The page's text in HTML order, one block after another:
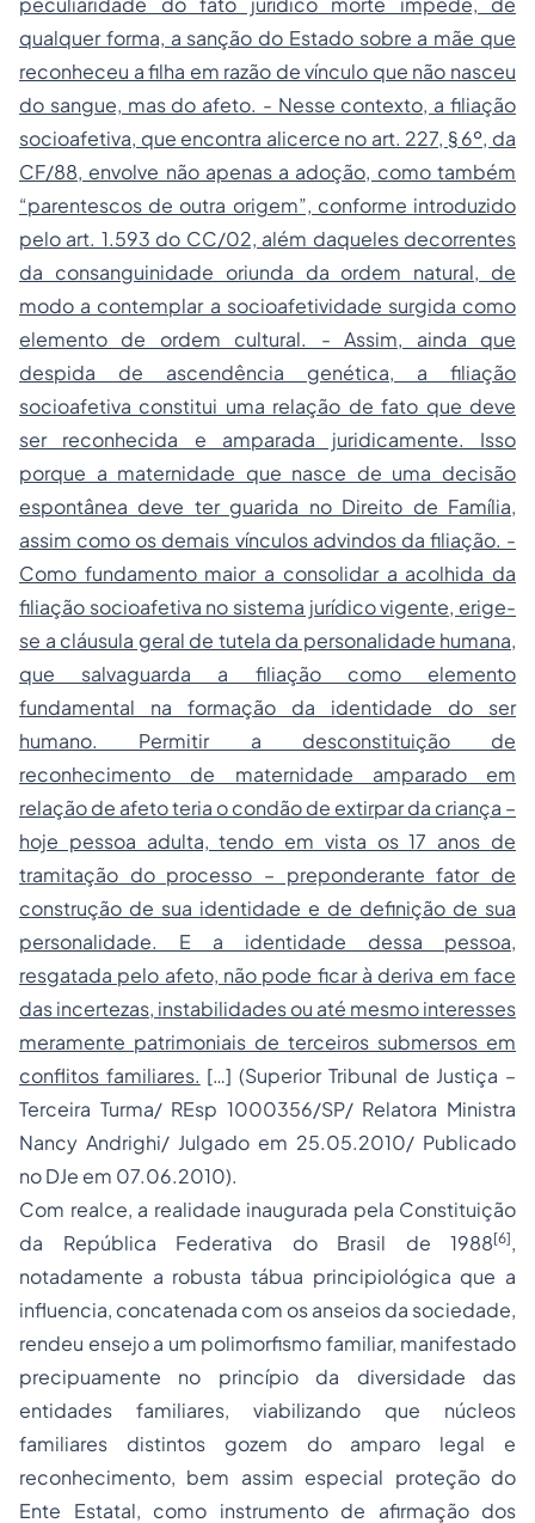
qualquer forma, a sanção do Estado sobre a mãe que
reconheceu a filha em razão de vínculo que não nasceu
do sangue, mas do afeto. - Nesse contexto, a filiação
socioafetiva, que encontra alicerce no art. 227, § 6º, da
CF/88, envolve não apenas a adoção, como também
“parentescos de outra origem”, conforme introduzido
pelo art. 1.593 do CC/02, além daqueles decorrentes
da consanguinidade oriunda da ordem natural, de
modo a contemplar a socioafetividade surgida como
elemento de ordem cultural. - Assim, ainda que
despida de ascendência genética, a filiação
socioafetiva constitui uma relação de fato que deve
ser reconhecida e amparada juridicamente. Isso
porque a maternidade que nasce de uma decisão
espontânea deve ter guarida no Direito de Família,
assim como os demais vínculos advindos da filiação. -
Como fundamento maior a consolidar a acolhida da
filiação socioafetiva no sistema jurídico vigente, erige-
se a cláusula geral de tutela da personalidade humana,
que salvaguarda a filiação como elemento
fundamental na formação da identidade do ser
humano. Permitir a desconstituição de
reconhecimento de maternidade amparado em
relação de afeto teria o condão de extirpar da criança –
hoje pessoa adulta, tendo em vista os 17 anos de
tramitação do processo – preponderante fator de
construção de sua identidade e de definição de sua
personalidade. E a identidade dessa pessoa,
resgatada pelo afeto, não pode ficar à deriva em face
das incertezas, instabilidades ou até mesmo interesses
meramente patrimoniais de terceiros submersos em
conflitos familiares. […] (Superior Tribunal de Justiça –
Terceira Turma/ REsp 1000356/SP/ Relatora Ministra
Nancy Andrighi/ Julgado em 25.05.2010/ Publicado
no DJe em 07.06.2010).
Com realce, a realidade inaugurada pela Constituição
da República Federativa do Brasil de 1988[6],
notadamente a robusta tábua principiológica que a
influencia, concatenada com os anseios da sociedade,
rendeu ensejo a um polimorfismo familiar, manifestado
precipuamente no princípio da diversidade das
entidades familiares, viabilizando que núcleos
familiares distintos gozem do amparo legal e
reconhecimento, bem assim especial proteção do
Ente Estatal, como instrumento de afirmação dos